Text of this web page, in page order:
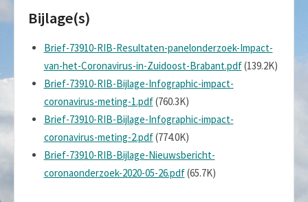
Bijlage(s)
Brief-73910-RIB-Resultaten-panelonderzoek-Impact-
van-het-Coronavirus-in-Zuidoost-Brabant.pdf(139.2K)
Brief-73910-RIB-Bijlage-Infographic-impact-
coronavirus-meting-1.pdf(760.3K)
Brief-73910-RIB-Bijlage-Infographic-impact-
coronavirus-meting-2.pdf(774.0K)
Brief-73910-RIB-Bijlage-Nieuwsbericht-
coronaonderzoek-2020-05-26.pdf(65.7K)